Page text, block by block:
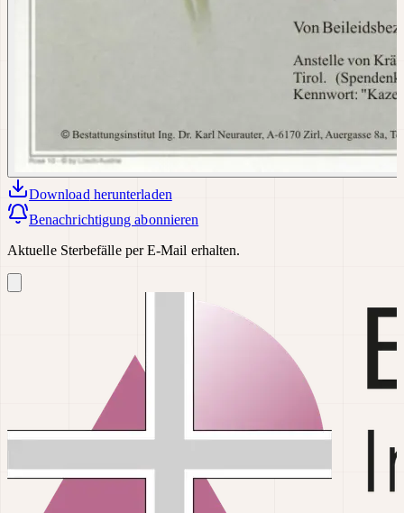
Download herunterladen
Benachrichtigung abonnieren
Aktuelle Sterbefälle per E-Mail erhalten.